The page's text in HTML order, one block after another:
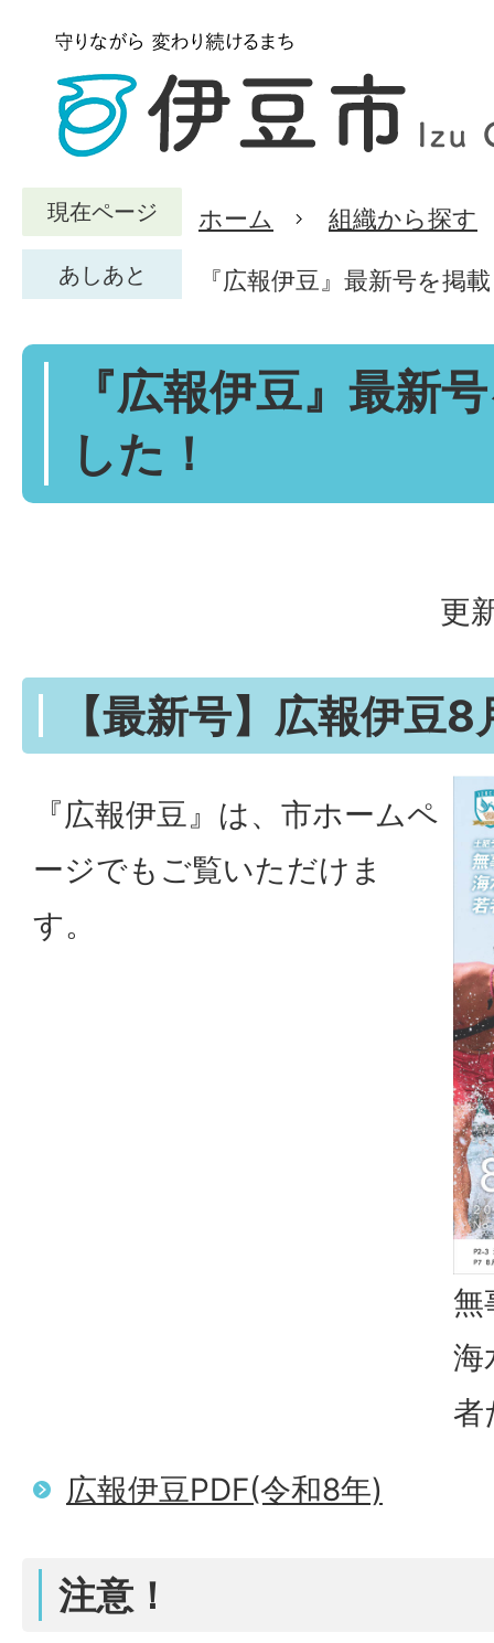
現在ページ ホーム 組織から探す
あしあと 『広報伊豆』最新号を掲
『広報伊豆』最新
した！
更
【最新号】広報伊豆8
無
海
者
『広報伊豆』は、市ホームペ
ージでもご覧いただけま
す。
広報伊豆PDF(令和8年)
注意！